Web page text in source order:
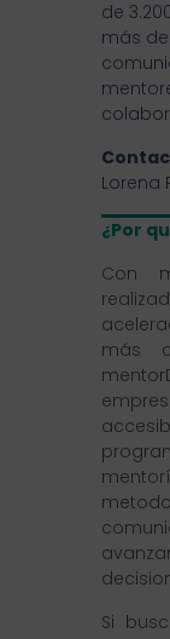
de
más
Lorena
¿Por
Con
más
Si